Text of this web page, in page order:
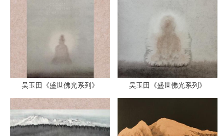
吴玉田《盛世佛光系列》 吴玉田《盛世佛光系列》